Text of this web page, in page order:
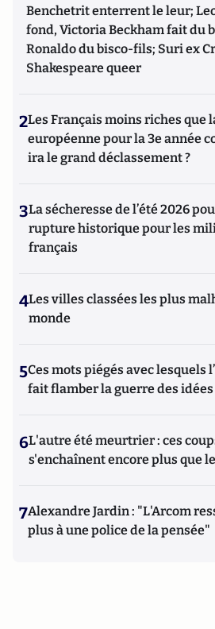
Benchetrit enterrent le leur;
fond, Victoria Beckham fait du
Ronaldo du bisco-fils; Suri ex
Shakespeare queer
2Les Français moins riches que
européenne pour la 3e année
ira le grand déclassement ?
3La sécheresse de l’été 2026
rupture historique pour les
français
4Les villes classées les plus
monde
5Ces mots piégés avec lesquels
fait flamber la guerre des idées
6L'autre été meurtrier : ces
s'enchaînent encore plus que
7Alexandre Jardin : "L'Arcom
plus à une police de la pensée"